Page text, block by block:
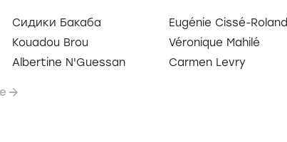
Сидики Бакаба
Kouadou Brou
Albertine N'Guessan
Eugénie Cissé-Roland
Véronique Mahilé
Carmen Levry